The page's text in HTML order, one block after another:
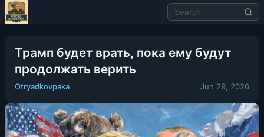
Трамп будет врать, пока ему будут
продолжать верить
Otryadkovpaka Jun 29, 2026